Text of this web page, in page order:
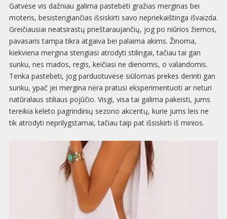
Gatvėse vis dažniau galima pastebėti gražias merginas bei
moteris, besistengiančias išsiskirti savo nepriekaištinga išvaizda.
Greičiausiai neatsirastų prieštaraujančių, jog po niūrios žiemos,
pavasaris tampa tikra atgaiva bei palaima akims. Žinoma,
kiekviena mergina stengiasi atrodyti stilingai, tačiau tai gan
sunku, nes mados, regis, keičiasi ne dienomis, o valandomis.
Tenka pastebėti, jog parduotuvėse siūlomas prekes derinti gan
sunku, ypač jei mergina nėra pratusi eksperimentuoti ar neturi
natūralaus stiliaus pojūčio. Visgi, visa tai galima pakeisti, jums
tereikia keleto pagrindinių sezono akcentų, kurie jums leis ne
tik atrodyti neprilygstamai, tačiau taip pat išsiskirti iš minios.